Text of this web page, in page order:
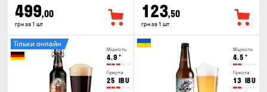
499,00
грн за 1 шт
123,50
грн за 1 шт
Міцність
4.9 °
Гіркота
25 IBU
Тільки онлайн
Міцність
4.5 °
Гіркота
13 IBU